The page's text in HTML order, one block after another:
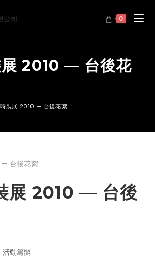
0
展 2010 — 台後花
裝展 2010 — 台後花絮
展 2010 — 台後
活動籌辦